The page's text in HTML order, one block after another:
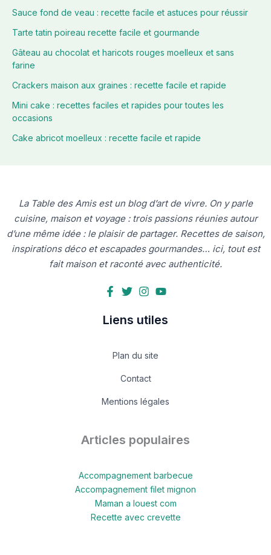
Sauce fond de veau : recette facile et astuces pour réussir
Tarte tatin poireau recette facile et gourmande
Gâteau au chocolat et haricots rouges moelleux et sans
farine
Crackers maison aux graines : recette facile et rapide
Mini cake : recettes faciles et rapides pour toutes les
occasions
Cake abricot moelleux : recette facile et rapide
La Table des Amis est un blog d’art de vivre. On y parle
cuisine, maison et voyage : trois passions réunies autour
d’une même idée : le plaisir de partager. Recettes de saison,
inspirations déco et escapades gourmandes… ici, tout est
fait maison et raconté avec authenticité.
Liens utiles
Plan du site
Contact
Mentions légales
Articles populaires
Accompagnement barbecue
Accompagnement filet mignon
Maman a louest com
Recette avec crevette